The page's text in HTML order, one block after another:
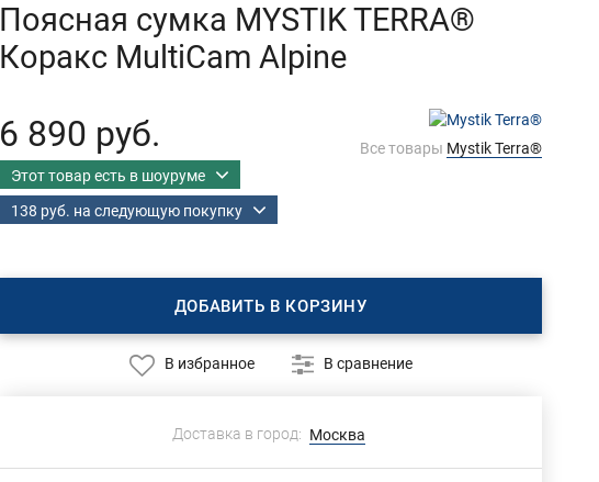
Поясная сумка MYSTIK TERRA®
Коракс MultiCam Alpine
6 890 руб.
Этот товар есть в шоуруме
138 руб. на следующую покупку
Все товары Mystik Terra®
ДОБАВИТЬ В КОРЗИНУ
В избранное В сравнение
Доставка в город: Москва